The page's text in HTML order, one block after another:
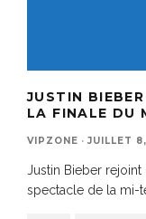
JUSTIN
LA FINALE DU
VIPZONE · JUILLET
Justin Bieber
spectacle de la mi-